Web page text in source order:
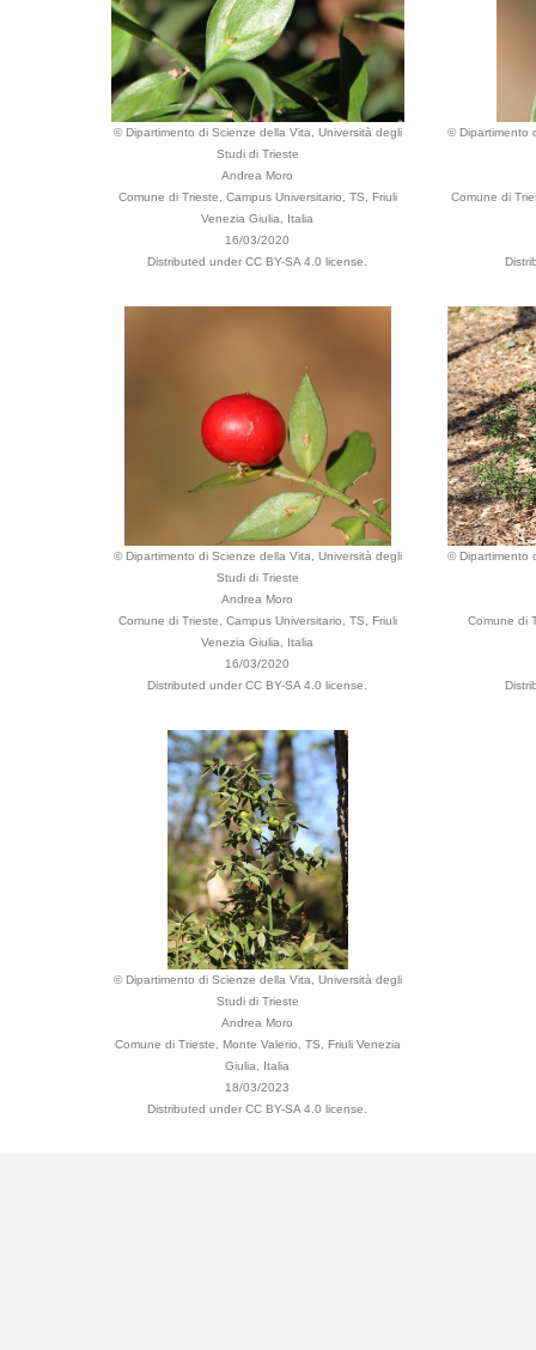
© Dipartimento di Scienze della Vita, Università degli
Studi di Trieste
Andrea Moro
Comune di Trieste, Campus Universitario, TS, Friuli
Venezia Giulia, Italia
16/03/2020
Distributed under CC BY-SA 4.0 license.
© Dipartimento
Comune di
© Dipartimento di Scienze della Vita, Università degli
Studi di Trieste
Andrea Moro
Comune di Trieste, Campus Universitario, TS, Friuli
Venezia Giulia, Italia
16/03/2020
Distributed under CC BY-SA 4.0 license.
© Dipartimento
Comune di
© Dipartimento di Scienze della Vita, Università degli
Studi di Trieste
Andrea Moro
Comune di Trieste, Monte Valerio, TS, Friuli Venezia
Giulia, Italia
18/03/2023
Distributed under CC BY-SA 4.0 license.